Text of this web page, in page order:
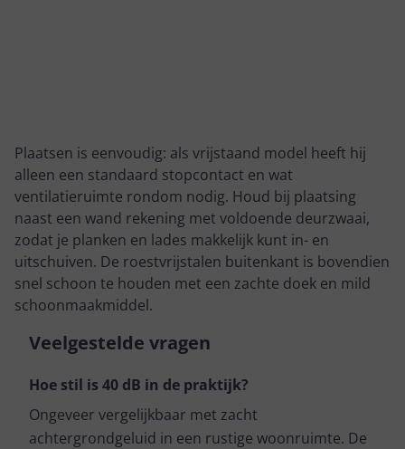
Plaatsen is eenvoudig: als vrijstaand model heeft hij
alleen een standaard stopcontact en wat
ventilatieruimte rondom nodig. Houd bij plaatsing
naast een wand rekening met voldoende deurzwaai,
zodat je planken en lades makkelijk kunt in- en
uitschuiven. De roestvrijstalen buitenkant is bovendien
snel schoon te houden met een zachte doek en mild
schoonmaakmiddel.
Veelgestelde vragen
Hoe stil is 40 dB in de praktijk?
Ongeveer vergelijkbaar met zacht
achtergrondgeluid in een rustige woonruimte. De